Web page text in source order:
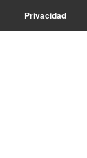
Privacidad